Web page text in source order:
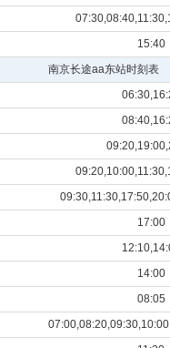
15:40
南京长途aa东站时刻表
17:00
14:00
08:05